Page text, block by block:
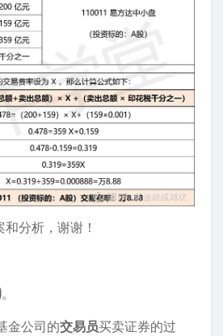
分析，谢谢！
金公司的交易员买卖证券的过